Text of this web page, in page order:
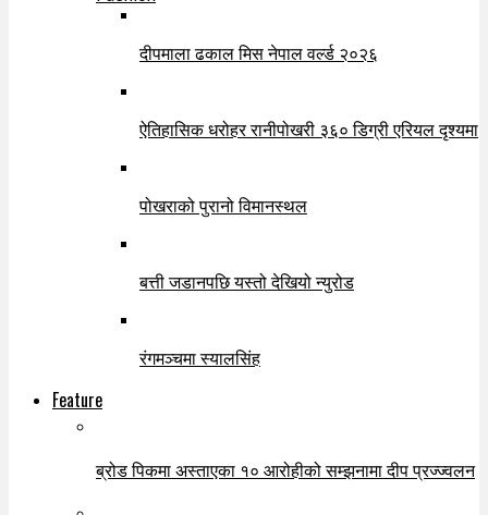
दीपमाला ढकाल मिस नेपाल वर्ल्ड २०२६
ऐतिहासिक धरोहर रानीपोखरी ३६० डिग्री एरियल दृश्यमा
पोखराको पुरानो विमानस्थल
बत्ती जडानपछि यस्तो देखियो न्युरोड
रंगमञ्चमा स्यालसिंह
Feature
ब्रोड पिकमा अस्ताएका १० आरोहीको सम्झनामा दीप प्रज्ज्वलन